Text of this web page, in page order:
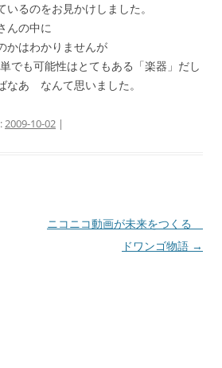
いるのをお見かけしました。
んの中に
かはわかりませんが
でも可能性はとてもある「楽器」だし
なあ なんて思いました。
2009-10-02 |
ニコニコ動画が未来をつくる
ドワンゴ物語 →